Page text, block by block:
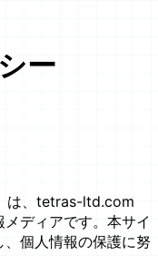
ー
は、tetras-ltd.com
ディアです。本サイ
、個人情報の保護に努